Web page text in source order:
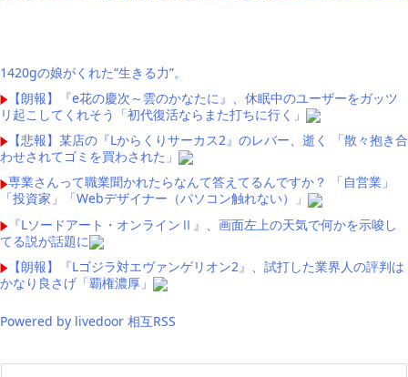
1420gの娘がくれた“生きる力”。
【朗報】『e花の慶次～雲のかなたに』、休眠中のユーザーをガッツ
リ起こしてくれそう「初代復活ならまた打ちに行く」
【悲報】某店の『Lからくりサーカス2』のレバー、逝く 「散々抱き合
わせされてゴミを買わされた」
専業さんって職業聞かれたらなんて答えてるんですか？ 「自営業」
「投資家」「Webデザイナー（パソコン触れない）」
『Lソードアート・オンラインⅡ』、画面左上の天気で何かを示唆し
てる説が話題に
【朗報】『Lゴジラ対エヴァンゲリオン2』、試打した業界人の評判は
かなり良さげ「覇権濃厚」
Powered by livedoor 相互RSS